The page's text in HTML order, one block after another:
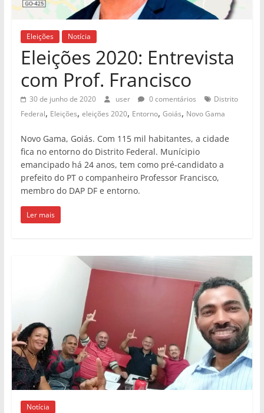
Eleições Notícia
Eleições 2020: Entrevista
com Prof. Francisco
30 de junho de 2020 user 0 comentários
Distrito
Federal, Eleições, eleições 2020, Entorno, Goiás, Novo Gama
Novo Gama, Goiás. Com 115 mil habitantes, a cidade
fica no entorno do Distrito Federal. Munícipio
emancipado há 24 anos, tem como pré-candidato a
prefeito do PT o companheiro Professor Francisco,
membro do DAP DF e entorno.
Ler mais
Notícia